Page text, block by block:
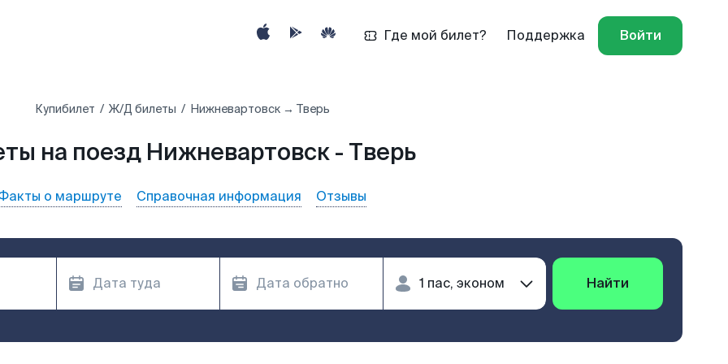
Где мой билет? Поддержка Войти
Купибилет Ж/Д билеты Нижневартовск → Тверь
на поезд Нижневартовск - Тверь
о маршруте Справочная информация Отзывы
Найти